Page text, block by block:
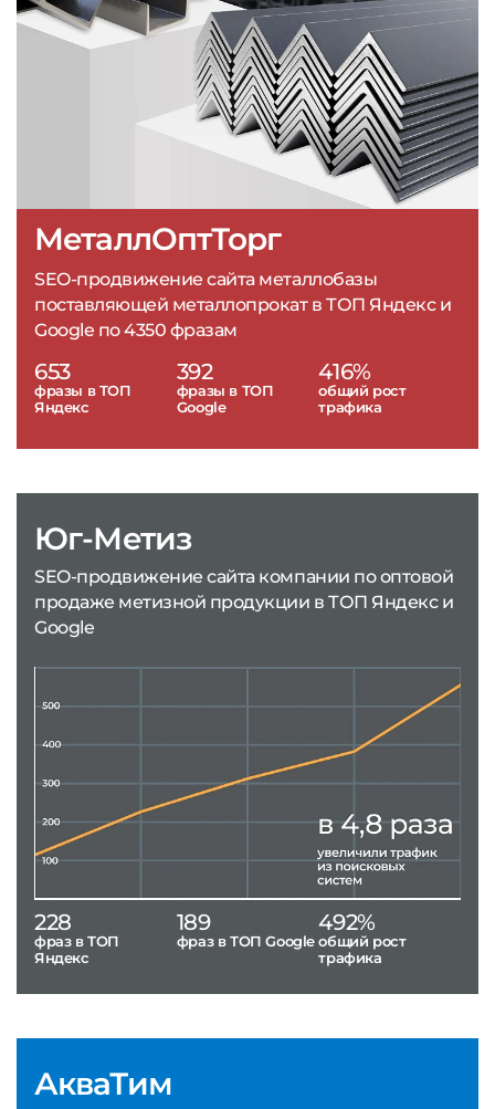
МеталлОптТорг
SEO-продвижение сайта металлобазы
поставляющей металлопрокат в ТОП Яндекс и
Google по 4350 фразам
653
фразы в ТОП
Яндекс
392
фразы в ТОП
Google
416%
общий рост
трафика
АкваТим
Юг-Метиз
SEO-продвижение сайта компании по оптовой
продаже метизной продукции в ТОП Яндекс и
Google
228
фраз в ТОП
Яндекс
189
фраз в ТОП Google
492%
общий рост
трафика